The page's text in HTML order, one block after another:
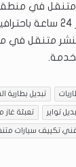
في
في الكويت ونعمل على
متنقل في
تبديل بطارية
تواير تعبئة غاز
تكييف سيارات